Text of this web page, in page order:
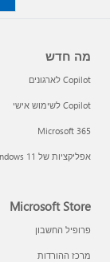
מה חדש
Copilot לארגונים
Copilot לשימוש אישי
Microsoft 365
אפליקציות של Windows 11‏
Microsoft Store
פרופיל החשבון
מרכז ההורדות